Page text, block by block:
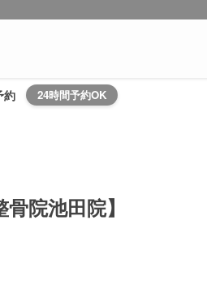
約 24時間予約OK
院池田院】